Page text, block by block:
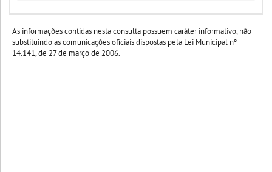
As informações contidas nesta consulta possuem caráter informativo, não
substituindo as comunicações oficiais dispostas pela Lei Municipal nº
14.141, de 27 de março de 2006.